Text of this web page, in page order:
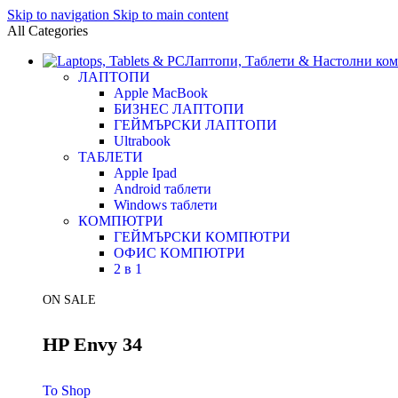
Skip to navigation Skip to main content
All Categories
Лаптопи, Таблети & Настолни
ЛАПТОПИ
Apple MacBook
БИЗНЕС ЛАПТОПИ
ГЕЙМЪРСКИ ЛАПТОПИ
Ultrabook
ТАБЛЕТИ
Apple Ipad
Android таблети
Windows таблети
КОМПЮТРИ
ГЕЙМЪРСКИ КОМПЮТРИ
ОФИС КОМПЮТРИ
2 в 1
ON SALE
HP Envy 34
To Shop